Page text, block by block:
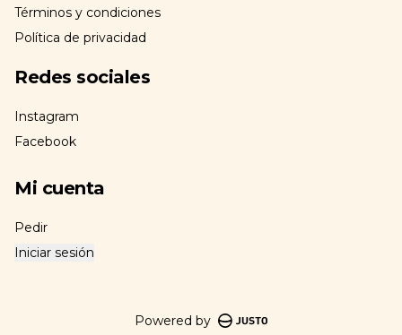
Términos y condiciones
Política de privacidad
Redes sociales
Instagram
Facebook
Mi cuenta
Pedir
Iniciar sesión
Powered by